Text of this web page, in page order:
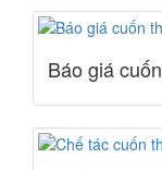
Báo giá